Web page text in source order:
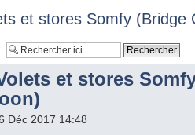
et stores Somfy (Bridge
et stores
Déc 2017 14:48